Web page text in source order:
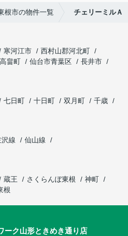
根市の物件一覧 チェリーミルＡ
寒河江市
西村山郡河北町
畠町 仙台市青葉区
長井市
七日町 十日町 双月町
千歳
沢線
仙山線
蔵王 さくらんぼ東根
神町
根
ーク山形ときめき通り店